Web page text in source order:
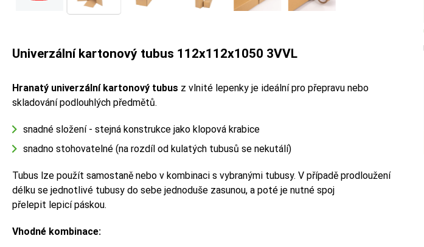
Univerzální kartonový tubus 112x112x1050 3VVL
Hranatý univerzální kartonový tubus z vlnité lepenky je ideální pro přepravu nebo
skladování podlouhlých předmětů.
snadné složení - stejná konstrukce jako klopová krabice
snadno stohovatelné (na rozdíl od kulatých tubusů se nekutálí)
Tubus lze použít samostaně nebo v kombinaci s vybranými tubusy. V případě prodloužení
délku se jednotlivé tubusy do sebe jednoduše zasunou, a poté je nutné spoj
přelepit lepicí páskou.
Vhodné kombinace: